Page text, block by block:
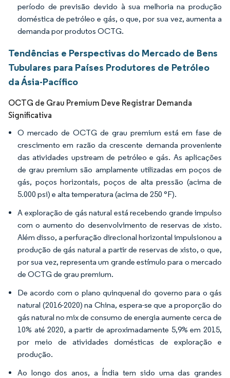
período de previsão devido à sua melhoria na produção
doméstica de petróleo e gás, o que, por sua vez, aumenta a
demanda por produtos OCTG.
Tendências e Perspectivas do Mercado de Bens
Tubulares para Países Produtores de Petróleo
da Ásia-Pacífico
OCTG de Grau Premium Deve Registrar Demanda
Significativa
O mercado de OCTG de grau premium está em fase de
crescimento em razão da crescente demanda proveniente
das atividades upstream de petróleo e gás. As aplicações
de grau premium são amplamente utilizadas em poços de
gás, poços horizontais, poços de alta pressão (acima de
5.000 psi) e alta temperatura (acima de 250 °F).
A exploração de gás natural está recebendo grande impulso
com o aumento do desenvolvimento de reservas de xisto.
Além disso, a perfuração direcional horizontal impulsionou a
produção de gás natural a partir de reservas de xisto, o que,
por sua vez, representa um grande estímulo para o mercado
de OCTG de grau premium.
De acordo com o plano quinquenal do governo para o gás
natural (2016-2020) na China, espera-se que a proporção do
gás natural no mix de consumo de energia aumente cerca de
10% até 2020, a partir de aproximadamente 5,9% em 2015,
por meio de atividades domésticas de exploração e
produção.
Ao longo dos anos, a Índia tem sido uma das grandes